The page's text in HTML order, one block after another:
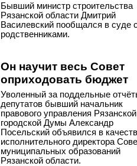
Бывший министр строительства
Рязанской области Дмитрий
Василевский пообщался в суде
родственниками.
Он научит весь Совет
оприходовать бюджет
Уволенный за поддельные
депутатов бывший начальник
правового управления Рязанской
городской Думы Александр
Посельский объявился в
исполнительного директора
муниципальных образований
Рязанской области.